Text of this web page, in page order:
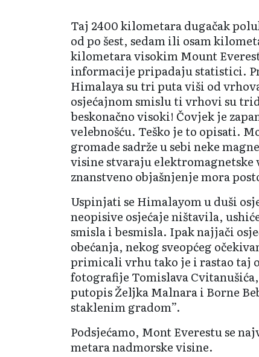
Taj 2400 kilometara dugačak
od po šest, sedam ili osam
kilometara visokim Mount
informacije pripadaju statistici.
Himalaya su tri puta viši od
osjećajnom smislu ti vrhovi su
beskonačno visoki! Čovjek je
velebnošću. Teško je to opisati.
gromade sadrže u sebi neke
visine stvaraju elektromagnetske
znanstveno objašnjenje mora
Uspinjati se Himalayom u duši
neopisive osjećaje ništavila,
smisla i besmisla. Ipak najjači
obećanja, nekog sveopćeg
primicali vrhu tako je i rastao taj
fotografije Tomislava
putopis Željka Malnara i Borne
staklenim gradom”.
Podsjećamo, Mont Everestu se
metara nadmorske visine.